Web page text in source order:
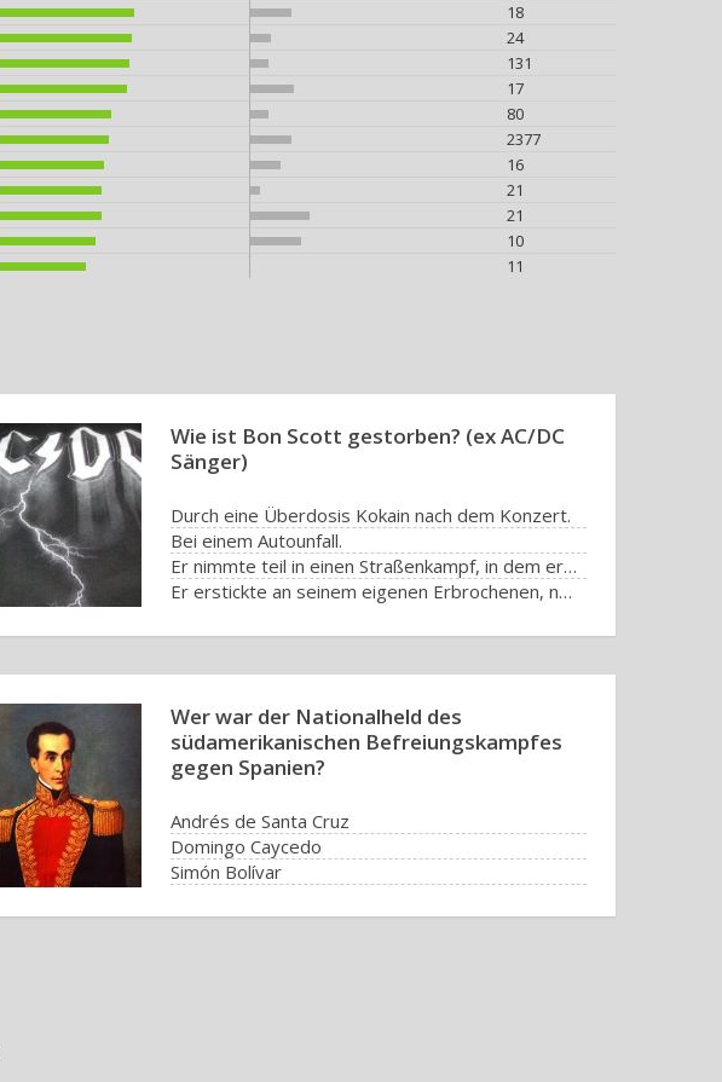
18
24
131
17
80
2377
16
21
21
10
11
Wie ist Bon Scott gestorben? (ex AC/DC
Sänger)
Durch eine Überdosis Kokain nach dem Konzert.
Bei einem Autounfall.
Er nimmte teil in einen Straßenkampf, in dem er erschossen wurde.
Er erstickte an seinem eigenen Erbrochenen, nachdem er zu viel Alkohol getrunken hatte.
Wer war der Nationalheld des
südamerikanischen Befreiungskampfes
gegen Spanien?
Andrés de Santa Cruz
Domingo Caycedo
Simón Bolívar